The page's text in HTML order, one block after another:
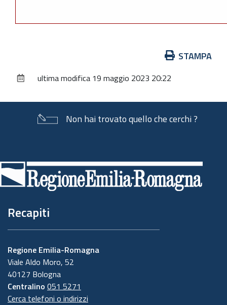
documento
STAMPA
ultima modifica 19 maggio 2023 20:22
Non hai trovato quello che cerchi ?
di
pagina
Recapiti
Regione Emilia-Romagna
Viale Aldo Moro, 52
40127 Bologna
Centralino 051 5271
Cerca telefoni o indirizzi